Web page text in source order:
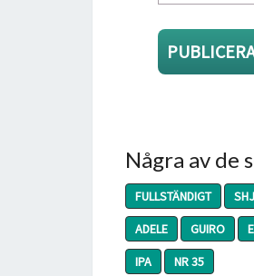
Några av de
FULLSTÄNDIGT
ADELE
GUIRO
IPA
NR 35